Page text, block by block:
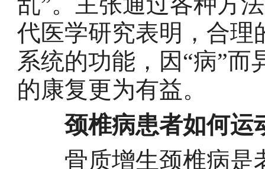
代医学研究表明，合理
系统的功能，因“病”
的康复更为有益。
颈椎病患者如何运
骨质增生颈椎病是